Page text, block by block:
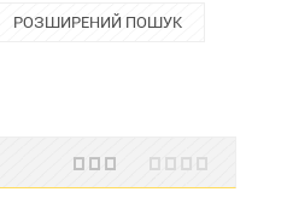
РОЗШИРЕНИЙ ПОШУК